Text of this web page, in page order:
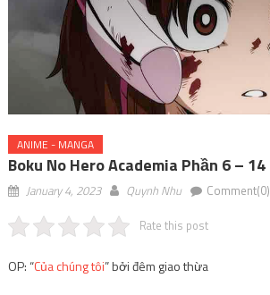
ANIME - MANGA
Boku No Hero Academia Phần 6 – 14
January 4, 2023 Quynh Nhu Comment(0)
Rate this post
OP: “Của chúng tôi” bởi đêm giao thừa